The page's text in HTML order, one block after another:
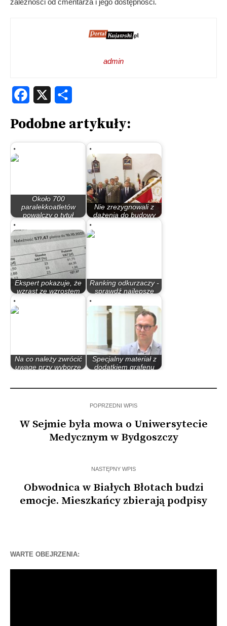
zależności od cmentarza i jego dostępności.
admin
Facebook
Podobne artykuły:
Około 700
paralekkoatletów
powalczy o tytuł
Nie zrezygnowali z
dążenia do budowy
Ekspert pokazuje, że
wzrast ze wzrostem
Ranking odkurzaczy -
sprawdź najlepsze
Na co należy zwrócić
uwagę przy wyborze
Specjalny materiał z
dodatkiem grafenu
POPRZEDNI WPIS
W Sejmie była mowa o Uniwersytecie
Medycznym w Bydgoszczy
NASTĘPNY WPIS
Obwodnica w Białych Błotach budzi
emocje. Mieszkańcy zbierają podpisy
WARTE OBEJRZENIA: